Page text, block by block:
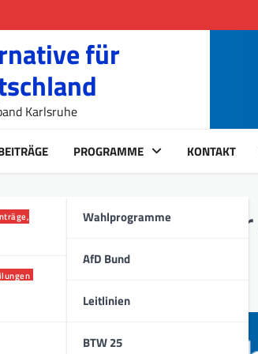
für
Karlsruhe
PROGRAMME
Wahlprogramme
AfD Bund
Leitlinien
BTW 25
KONTAKT
der